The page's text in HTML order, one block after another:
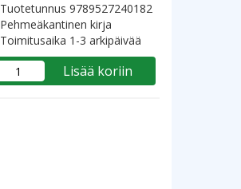
Tuotetunnus 9789527240182
Pehmeäkantinen kirja
Toimitusaika 1-3 arkipäivää
Lisää koriin